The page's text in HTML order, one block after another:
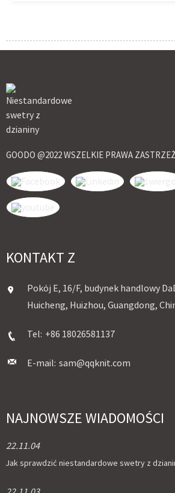
GOODO @2022 WSZELKIE PRAWA
KONTAKT Z
Pokój E, 16/F, budynek handlowy
Huicheng, Huizhou, Guangdong,
Tel: +86 18026581137
E-mail: sam@qqknit.com
NAJNOWSZE WIADOMOŚCI
22.11.04
Jak sprawdzić niestandardowe swetry z